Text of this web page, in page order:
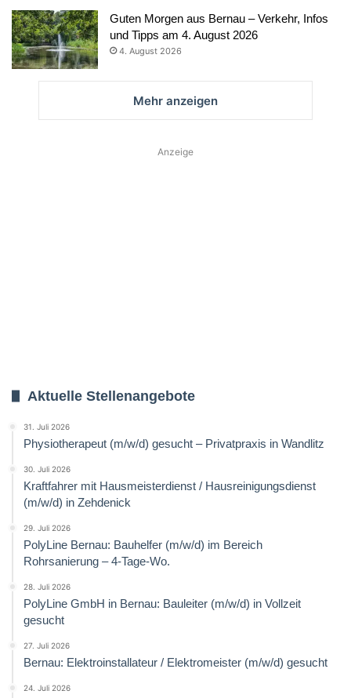
Guten Morgen aus Bernau – Verkehr, Infos
und Tipps am 4. August 2026
4. August 2026
Mehr anzeigen
Anzeige
Aktuelle Stellenangebote
31. Juli 2026
Physiotherapeut (m/w/d) gesucht – Privatpraxis in Wandlitz
30. Juli 2026
Kraftfahrer mit Hausmeisterdienst / Hausreinigungsdienst
(m/w/d) in Zehdenick
29. Juli 2026
PolyLine Bernau: Bauhelfer (m/w/d) im Bereich
Rohrsanierung – 4-Tage-Wo.
28. Juli 2026
PolyLine GmbH in Bernau: Bauleiter (m/w/d) in Vollzeit
gesucht
27. Juli 2026
Bernau: Elektroinstallateur / Elektromeister (m/w/d) gesucht
24. Juli 2026